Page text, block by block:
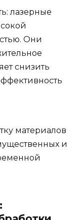
лазерные
Они
снизить
материалов
и